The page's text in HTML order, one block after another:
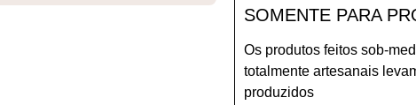
SOMENTE PARA
Os produtos feitos sob-
totalmente artesanais
produzidos